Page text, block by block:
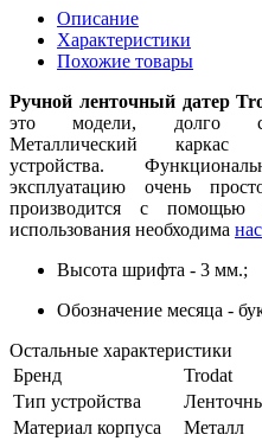
Описание
Характеристики
Похожие товары
Ручной ленточный датер
это модели, долго
Металлический каркас
устройства.
эксплуатацию очень
производится с помощью
использования необходима
Высота шрифта - 3 мм.;
Обозначение месяца -
Остальные характеристики
Бренд
Trodat
Тип устройства
Материал корпуса
Металл